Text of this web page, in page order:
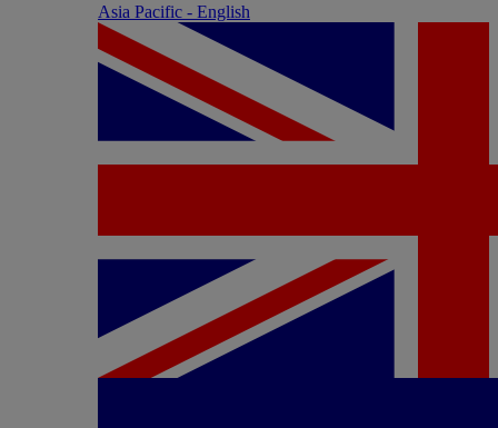
Asia Pacific - English